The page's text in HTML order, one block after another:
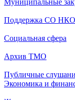
Муниципальные
Поддержка СО НКО
Социальная сфера
Архив ТМО
Публичные
Экономика и